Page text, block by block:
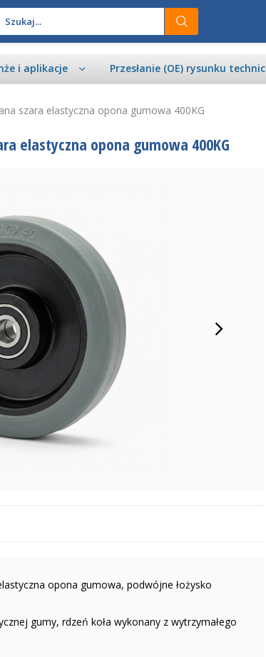
i aplikacje Przesłanie (OE) rysunku
szara elastyczna opona gumowa 400KG
elastyczna opona gumowa 400KG
opona gumowa, podwójne łożysko
gumy, rdzeń koła wykonany z wytrzymałego